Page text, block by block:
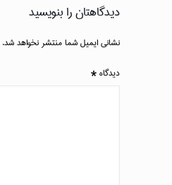
دیدگاهتان را بنویسید
نشانی ایمیل شما منتشر نخواهد شد.
دیدگاه*